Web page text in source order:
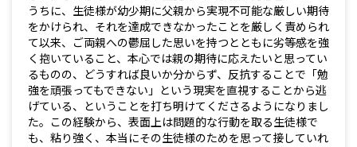
うちに、生徒様が幼少期に父親から実現不可能な厳しい期待
をかけられ、それを達成できなかったことを厳しく責められ
て以来、ご両親への鬱屈した思いを持つとともに劣等感を強
く抱いていること、本心では親の期待に応えたいと思ってい
るものの、どうすれば良いか分からず、反抗することで「勉
強を頑張ってもできない」という現実を直視することから逃
げている、ということを打ち明けてくださるようになりまし
た。この経験から、表面上は問題的な行動を取る生徒様で
も、粘り強く、本当にその生徒様のためを思って接していれ